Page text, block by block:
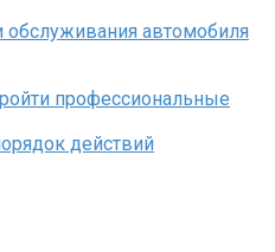
обслуживания автомобиля
профессиональные
действий